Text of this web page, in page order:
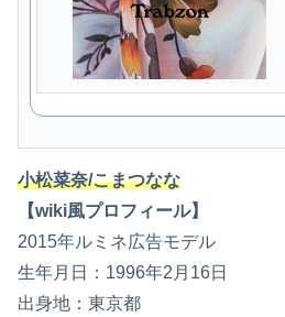
小松菜奈/こまつなな
【wiki風プロフィール】
2015年ルミネ広告モデル
生年月日：1996年2月16日
出身地：東京都